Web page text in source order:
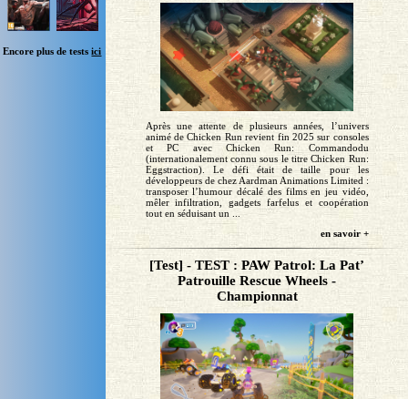
Encore plus de testsici
Après une attente de plusieurs années, l’univers
animé de Chicken Run revient fin 2025 sur consoles
et PC avec Chicken Run: Commandodu
(internationalement connu sous le titre Chicken Run:
Eggstraction). Le défi était de taille pour les
développeurs de chez Aardman Animations Limited :
transposer l’humour décalé des films en jeu vidéo,
mêler infiltration, gadgets farfelus et coopération
tout en séduisant un ...
en savoir +
[Test] - TEST : PAW Patrol: La Pat’
Patrouille Rescue Wheels -
Championnat